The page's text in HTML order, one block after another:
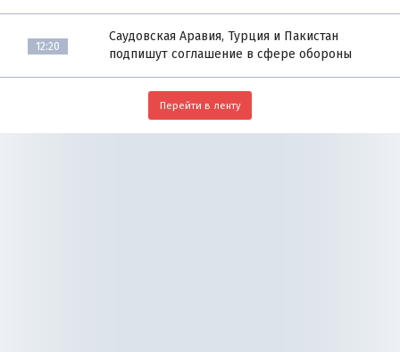
12:20
Саудовская Аравия, Турция и Пакистан
подпишут соглашение в сфере обороны
Перейти в ленту